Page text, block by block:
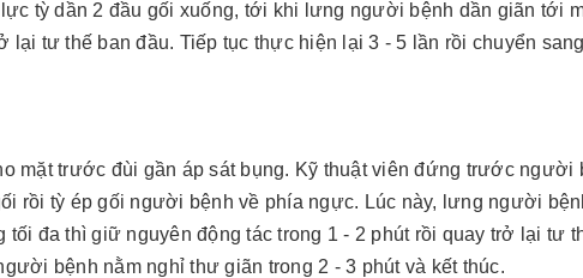
tỳ dần 2 đầu gối xuống, tới khi lưng người bệnh dần giãn tới
lại tư thế ban đầu. Tiếp tục thực hiện lại 3 - 5 lần rồi chuyển
mặt trước đùi gần áp sát bụng. Kỹ thuật viên đứng trước người
rồi tỳ ép gối người bệnh về phía ngực. Lúc này, lưng người
đa thì giữ nguyên động tác trong 1 - 2 phút rồi quay trở lại tư
bệnh nằm nghỉ thư giãn trong 2 - 3 phút và kết thúc.